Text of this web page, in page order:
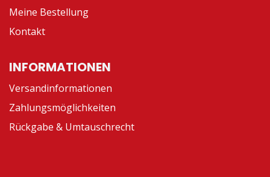
Meine Bestellung
Kontakt
INFORMATIONEN
Versandinformationen
Zahlungsmöglichkeiten
Rückgabe & Umtauschrecht